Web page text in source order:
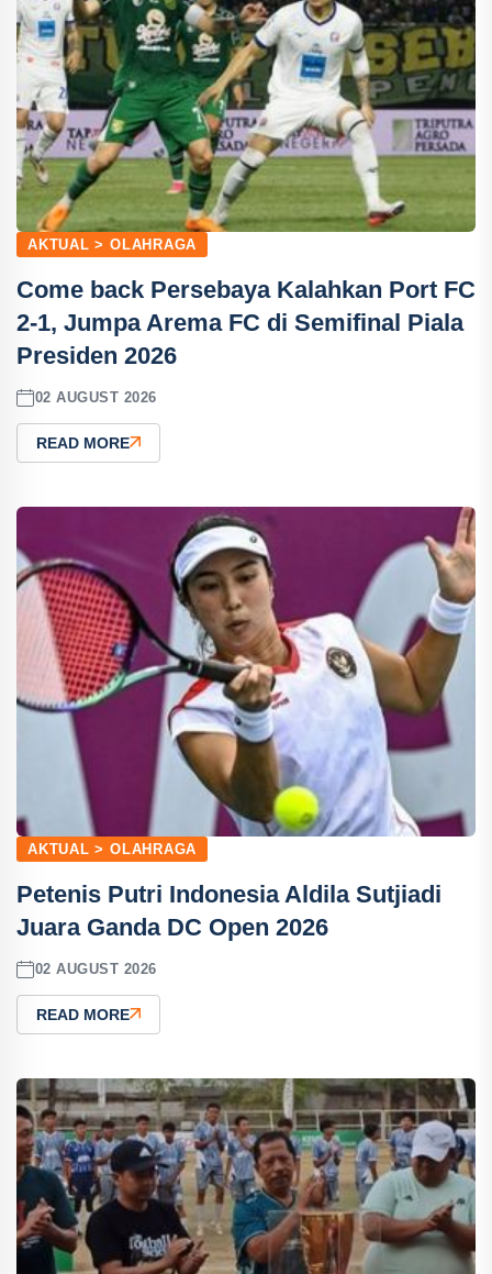
AKTUAL > OLAHRAGA
Come back Persebaya Kalahkan Port FC
2-1, Jumpa Arema FC di Semifinal Piala
Presiden 2026
02 AUGUST 2026
READ MORE
AKTUAL > OLAHRAGA
Petenis Putri Indonesia Aldila Sutjiadi
Juara Ganda DC Open 2026
02 AUGUST 2026
READ MORE